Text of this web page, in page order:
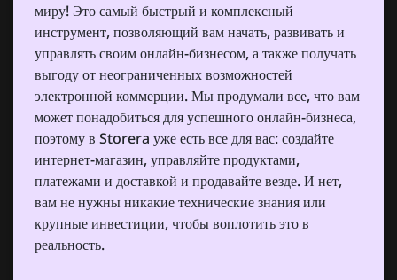
миру! Это самый быстрый и комплексный
инструмент, позволяющий вам начать, развивать и
управлять своим онлайн-бизнесом, а также получать
выгоду от неограниченных возможностей
электронной коммерции. Мы продумали все, что вам
может понадобиться для успешного онлайн-бизнеса,
поэтому в Storera уже есть все для вас: создайте
интернет-магазин, управляйте продуктами,
платежами и доставкой и продавайте везде. И нет,
вам не нужны никакие технические знания или
крупные инвестиции, чтобы воплотить это в
реальность.